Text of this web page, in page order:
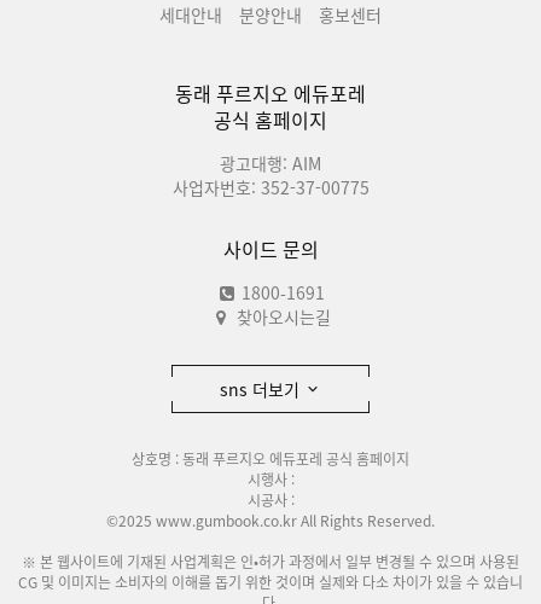
세대안내
분양안내 홍보센터
동래 푸르지오 에듀포레
공식 홈페이지
광고대행: AIM
사업자번호: 352-37-00775
사이드 문의
1800-1691
찾아오시는길
sns 더보기
상호명 : 동래 푸르지오 에듀포레 공식 홈페이지
시행사 :
시공사 :
©2025 www.gumbook.co.kr All Rights Reserved.
※ 본 웹사이트에 기재된 사업계획은 인•허가 과정에서 일부 변경될 수 있으며 사용된
CG 및 이미지는 소비자의 이해를 돕기 위한 것이며 실제와 다소 차이가 있을 수 있습니